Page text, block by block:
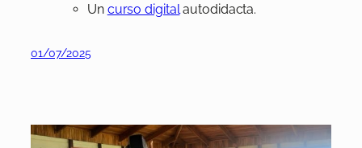
Un curso digitalautodidacta.
01/07/2025